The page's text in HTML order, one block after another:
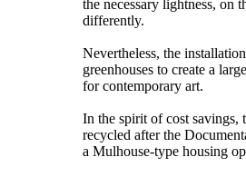
the necessary lightness, on
differently.
Nevertheless, the
greenhouses to create a
for contemporary art.
In the spirit of cost savings,
recycled after the
a Mulhouse-type housing